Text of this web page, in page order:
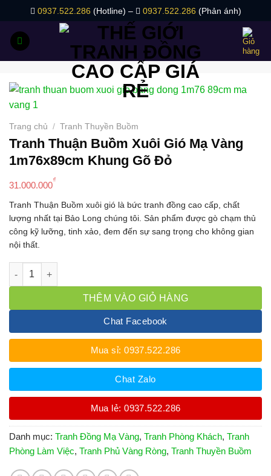
nội
dung
0937.522.286 (Hotline) – 0937.522.286 (Phản ánh)
Trang chủ / Tranh Thuyền Buồm
Tranh Thuận Buồm Xuôi Gió Mạ Vàng
1m76x89cm Khung Gõ Đỏ
31.000.000
₫
Tranh Thuận Buồm xuôi gió là bức tranh đồng cao cấp, chất
lượng nhất tại Bảo Long chúng tôi. Sản phẩm được gò chạm thủ
công kỹ lưỡng, tinh xảo, đem đến sự sang trọng cho không gian
nội thất.
Tranh Thuận Buồm Xuôi Gió Mạ Vàng 1m76x89cm Khung Gõ
THÊM VÀO GIỎ HÀNG
Chat Facebook
Mua sỉ: 0937.522.286
Chat Zalo
Mua lẻ: 0937.522.286
Danh mục: Tranh Đồng Mạ Vàng, Tranh Phòng Khách, Tranh
Phòng Làm Việc, Tranh Phủ Vàng Ròng, Tranh Thuyền Buồm